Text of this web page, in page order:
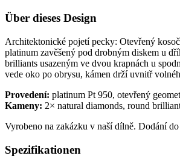
Über dieses Design
Architektonické pojetí pecky: Otevřený
platinum zavěšený pod drobným diskem u
brilliants usazeným ve dvou krapnách u
vede oko po obrysu, kámen drží uvnitř
Provedení: platinum Pt 950, otevřený
Kameny: 2× natural diamonds, round
Vyrobeno na zakázku v naší dílně. Dodání
Spezifikationen